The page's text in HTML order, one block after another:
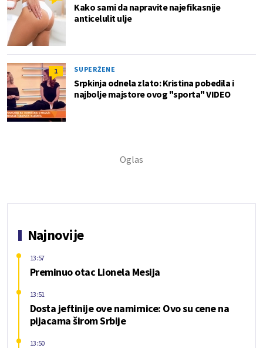
Kako sami da napravite najefikasnije
anticelulit ulje
1 SUPERŽENE
Srpkinja odnela zlato: Kristina pobedila i
najbolje majstore ovog "sporta" VIDEO
Najnovije
Preminuo otac Lionela Mesija
13:57
Dosta jeftinije ove namirnice: Ovo su cene na
pijacama širom Srbije
13:51
13:50